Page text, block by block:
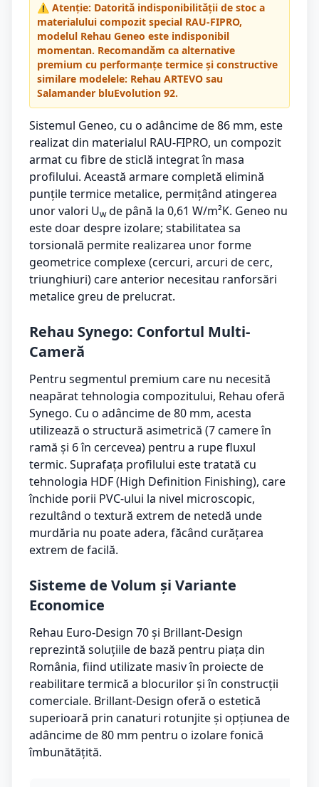
⚠️ Atenție: Datorită indisponibilității de stoc a
materialului compozit special RAU-FIPRO,
modelul Rehau Geneo este indisponibil
momentan. Recomandăm ca alternative
premium cu performanțe termice și constructive
similare modelele: Rehau ARTEVO sau
Salamander bluEvolution 92.
Sistemul Geneo, cu o adâncime de 86 mm, este
realizat din materialul RAU-FIPRO, un compozit
armat cu fibre de sticlă integrat în masa
profilului. Această armare completă elimină
punțile termice metalice, permițând atingerea
unor valori Uwde până la 0,61 W/m²K. Geneo nu
este doar despre izolare; stabilitatea sa
torsională permite realizarea unor forme
geometrice complexe (cercuri, arcuri de cerc,
triunghiuri) care anterior necesitau ranforsări
metalice greu de prelucrat.
Rehau Synego: Confortul Multi-
Cameră
Pentru segmentul premium care nu necesită
neapărat tehnologia compozitului, Rehau oferă
Synego. Cu o adâncime de 80 mm, acesta
utilizează o structură asimetrică (7 camere în
ramă și 6 în cercevea) pentru a rupe fluxul
termic. Suprafața profilului este tratată cu
tehnologia HDF (High Definition Finishing), care
închide porii PVC-ului la nivel microscopic,
rezultând o textură extrem de netedă unde
murdăria nu poate adera, făcând curățarea
extrem de facilă.
Sisteme de Volum și Variante
Economice
Rehau Euro-Design 70 și Brillant-Design
reprezintă soluțiile de bază pentru piața din
România, fiind utilizate masiv în proiecte de
reabilitare termică a blocurilor și în construcții
comerciale. Brillant-Design oferă o estetică
superioară prin canaturi rotunjite și opțiunea de
adâncime de 80 mm pentru o izolare fonică
îmbunătățită.